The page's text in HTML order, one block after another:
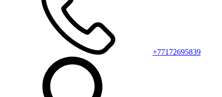
+77172695839